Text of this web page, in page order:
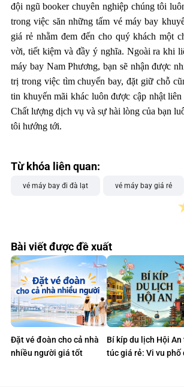
đội ngũ booker chuyên nghiệp chúng tôi
trong việc săn những tấm vé máy bay
giá rẻ nhằm đem đến cho quý khách một
vời, tiết kiệm và đầy ý nghĩa. Ngoài ra khi
máy bay Nam Phương, bạn sẽ nhận được
trị trong việc tìm chuyến bay, đặt giữ chỗ
tin khuyến mãi khác luôn được cập nhật
Chất lượng dịch vụ và sự hài lòng của bạn
tôi hướng tới.
Từ khóa liên quan:
vé máy bay đi đà lạt vé máy bay giá rẻ
Bài viết được đề xuất
Đặt vé đoàn cho cả nhà
nhiều người giá tốt
Bí kíp du lịch Hội An
túc giá rẻ: Vi vu phố